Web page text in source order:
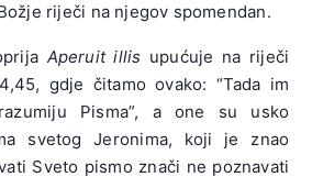
riječi na njegov spomendan.
Aperuit illis upućuje na riječi
gdje čitamo ovako: “Tada im
Pisma”, a one su usko
svetog Jeronima, koji je znao
Sveto pismo znači ne poznavati